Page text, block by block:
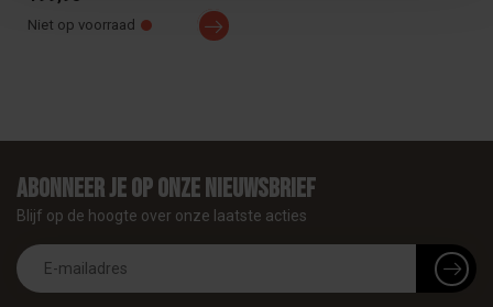
Niet op voorraad
Abonneer je op onze nieuwsbrief
Blijf op de hoogte over onze laatste acties